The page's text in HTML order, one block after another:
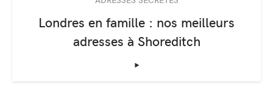
Londres en famille : nos meilleurs
adresses à Shoreditch
‣